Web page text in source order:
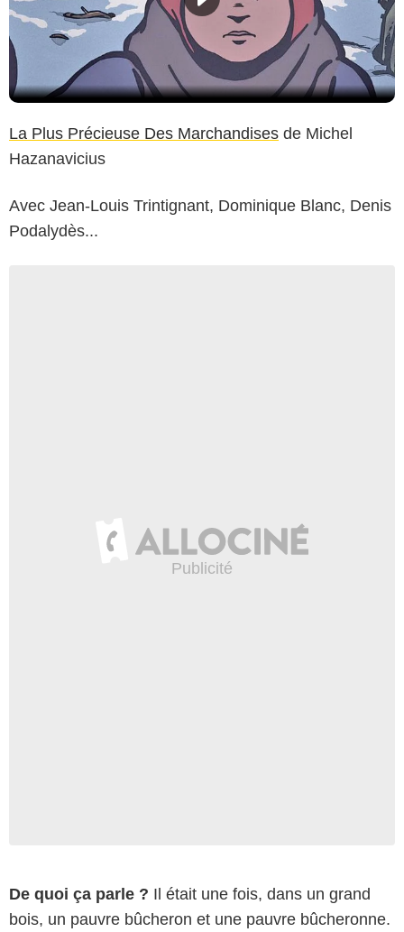
La Plus Précieuse Des Marchandises de Michel
Hazanavicius
Avec Jean-Louis Trintignant, Dominique Blanc, Denis
Podalydès...
De quoi ça parle ? Il était une fois, dans un grand
bois, un pauvre bûcheron et une pauvre bûcheronne.